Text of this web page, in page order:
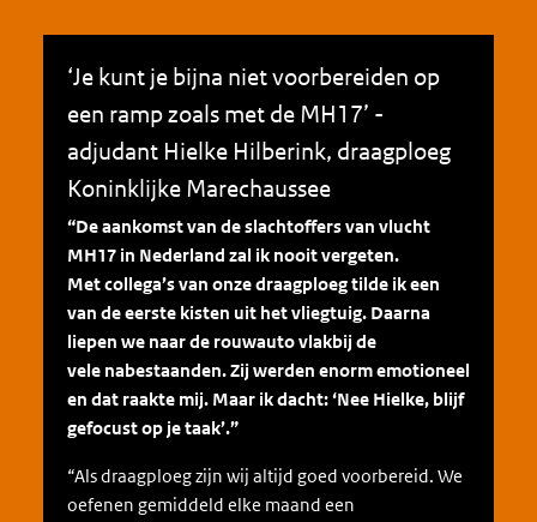
‘Je kunt je bijna niet voorbereiden op
een ramp zoals met de MH17’ -
adjudant Hielke Hilberink, draagploeg
Koninklijke Marechaussee
“De aankomst van de slachtoffers van vlucht
MH17 in Nederland zal ik nooit vergeten.
Met collega’s van onze draagploeg tilde ik een
van de eerste kisten uit het vliegtuig. Daarna
liepen we naar de rouwauto vlakbij de
vele nabestaanden. Zij werden enorm emotioneel
en dat raakte mij. Maar ik dacht: ‘Nee Hielke, blijf
gefocust op je taak’.”
“Als draagploeg zijn wij altijd goed voorbereid. We
oefenen gemiddeld elke maand een